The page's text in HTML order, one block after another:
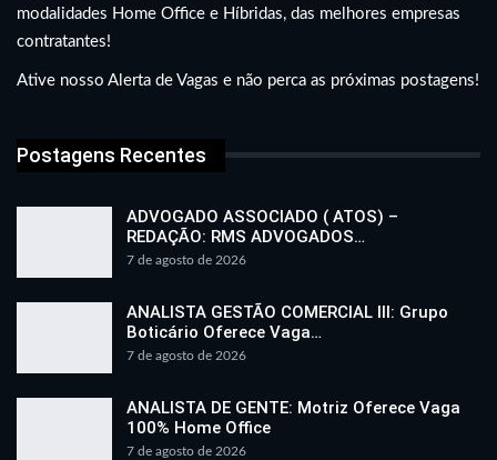
modalidades Home Office e Híbridas, das melhores empresas
contratantes!
Ative nosso Alerta de Vagas e não perca as próximas postagens!
Postagens Recentes
ADVOGADO ASSOCIADO ( ATOS) –
REDAÇÃO: RMS ADVOGADOS…
7 de agosto de 2026
ANALISTA GESTÃO COMERCIAL III: Grupo
Boticário Oferece Vaga…
7 de agosto de 2026
ANALISTA DE GENTE: Motriz Oferece Vaga
100% Home Office
7 de agosto de 2026